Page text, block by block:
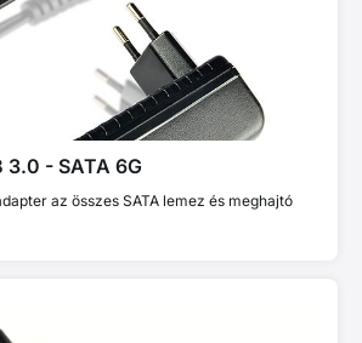
3.0 - SATA 6G
az összes SATA lemez és meghajtó